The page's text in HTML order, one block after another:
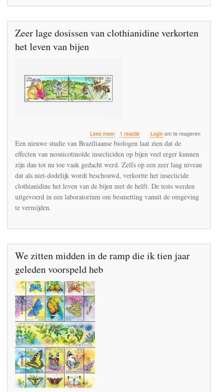
en
insecten
Zeer lage dosissen van clothianidine verkorten
het leven van bijen
Lees meerover
Zeer
dosissen
van
clothianidine
verkorten
het
leven
1 reactie Loginom te reageren
Een nieuwe studie van Braziliaanse biologen laat zien dat de
effecten van neonicotinoïde insecticiden op bijen veel erger kunnen
zijn dan tot nu toe vaak gedacht werd. Zelfs op een zeer laag niveau
dat als niet-dodelijk wordt beschouwd, verkortte het insecticide
clothianidine het leven van de bijen met de helft. De tests werden
uitgevoerd in een laboratorium om besmetting vanuit de omgeving
te vermijden.
We zitten midden in de ramp die ik tien jaar
geleden voorspeld heb